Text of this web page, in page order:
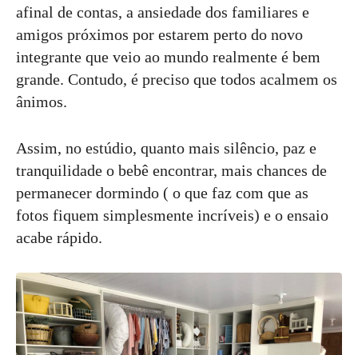
afinal de contas, a ansiedade dos familiares e
amigos próximos por estarem perto do novo
integrante que veio ao mundo realmente é bem
grande. Contudo, é preciso que todos acalmem os
ânimos.
Assim, no estúdio, quanto mais silêncio, paz e
tranquilidade o bebê encontrar, mais chances de
permanecer dormindo ( o que faz com que as
fotos fiquem simplesmente incríveis) e o ensaio
acabe rápido.